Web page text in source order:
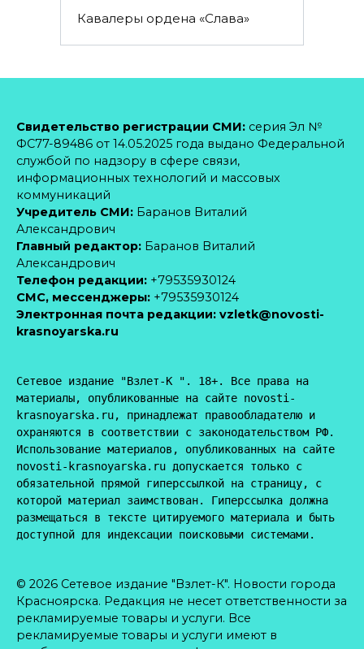
Кавалеры ордена «Слава»
Свидетельство регистрации СМИ: серия Эл №
ФС77-89486 от 14.05.2025 года выдано Федеральной
службой по надзору в сфере связи,
информационных технологий и массовых
коммуникаций
Учредитель СМИ: Баранов Виталий
Александрович
Главный редактор: Баранов Виталий
Александрович
Телефон редакции: +79535930124
CМС, мессенджеры: +79535930124
Электронная почта редакции: vzletk@novosti-
krasnoyarska.ru
Сетевое издание "Взлет-К ". 18+. Все права на
материалы, опубликованные на сайте novosti-
krasnoyarska.ru, принадлежат правообладателю и
охраняются в соответствии с законодательством РФ.
Использование материалов, опубликованных на сайте
novosti-krasnoyarska.ru допускается только с
обязательной прямой гиперссылкой на страницу, с
которой материал заимствован. Гиперссылка должна
размещаться в тексте цитируемого материала и быть
доступной для индексации поисковыми системами.
© 2026 Сетевое издание "Взлет-К". Новости города
Красноярска. Редакция не несет ответственности за
рекламируемые товары и услуги. Все
рекламируемые товары и услуги имеют в